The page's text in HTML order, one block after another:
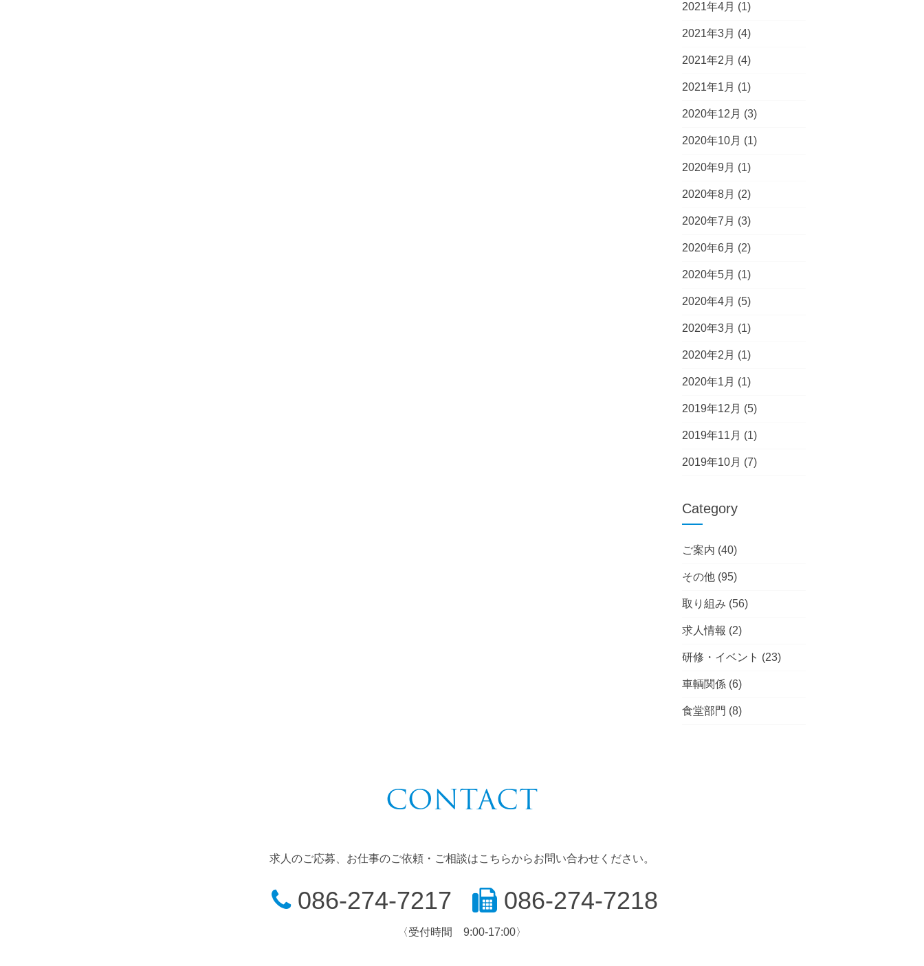
2021年4月 (1)
2021年3月 (4)
2021年2月 (4)
2021年1月 (1)
2020年12月 (3)
2020年10月 (1)
2020年9月 (1)
2020年8月 (2)
2020年7月 (3)
2020年6月 (2)
2020年5月 (1)
2020年4月 (5)
2020年3月 (1)
2020年2月 (1)
2020年1月 (1)
2019年12月 (5)
2019年11月 (1)
2019年10月 (7)
Category
ご案内 (40)
その他 (95)
取り組み (56)
求人情報 (2)
研修・イベント (23)
車輌関係 (6)
食堂部門 (8)
CONTACT
求人のご応募、お仕事のご依頼・ご相談はこちらからお問い合わせください。
086-274-7217 086-274-7218
〈受付時間 9:00-17:00〉